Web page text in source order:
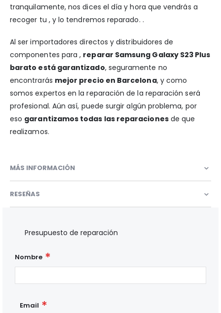
tranquilamente, nos dices el día y hora que vendrás a
recoger tu , y lo tendremos reparado. .
Al ser importadores directos y distribuidores de
componentes para , reparar Samsung Galaxy S23 Plus
barato está garantizado, seguramente no
encontrarás mejor precio en Barcelona, y como
somos expertos en la reparación de la reparación será
profesional. Aún así, puede surgir algún problema, por
eso garantizamos todas las reparacionesde que
realizamos.
MÁS INFORMACIÓN
RESEÑAS
Presupuesto de reparación
Nombre
Email